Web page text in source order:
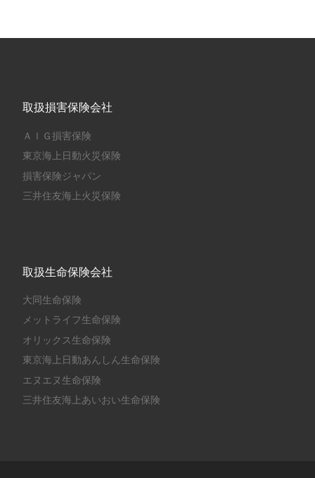
取扱損害保険会社
ＡＩＧ損害保険
東京海上日動火災保険
損害保険ジャパン
三井住友海上火災保険
取扱生命保険会社
大同生命保険
メットライフ生命保険
オリックス生命保険
東京海上日動あんしん生命保険
エヌエヌ生命保険
三井住友海上あいおい生命保険